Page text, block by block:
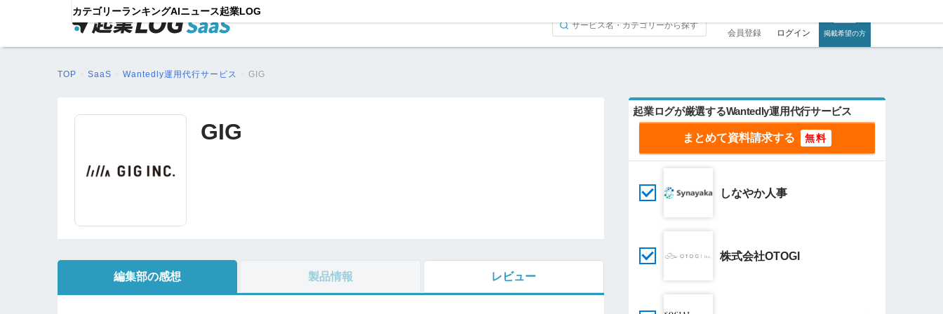
カテゴリーランキングAIニュース起業LOG
会員登録 ログイン 掲載希望の方
TOP SaaS Wantedly運用代行サービス GIG
GIG
編集部の感想 製品情報 レビュー
起業ログが厳選するWantedly運用代行サービス
まとめて資料請求する
しなやか人事
株式会社OTOGI